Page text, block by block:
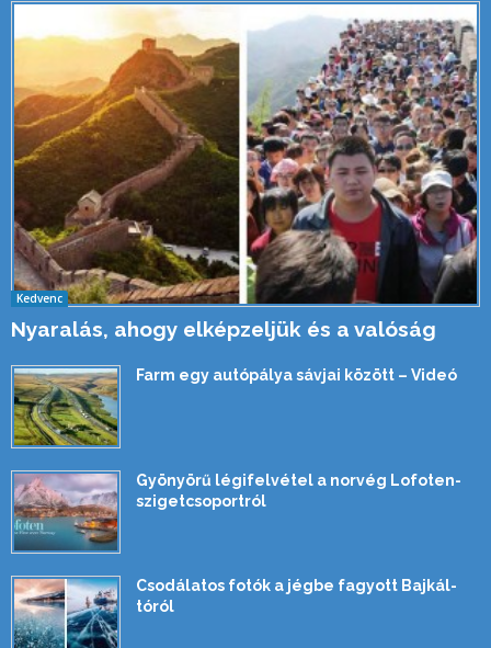
Kedvenc
Nyaralás, ahogy elképzeljük és a valóság
Farm egy autópálya sávjai között – Videó
Gyönyörű légifelvétel a norvég Lofoten-
szigetcsoportról
Csodálatos fotók a jégbe fagyott Bajkál-
tóról